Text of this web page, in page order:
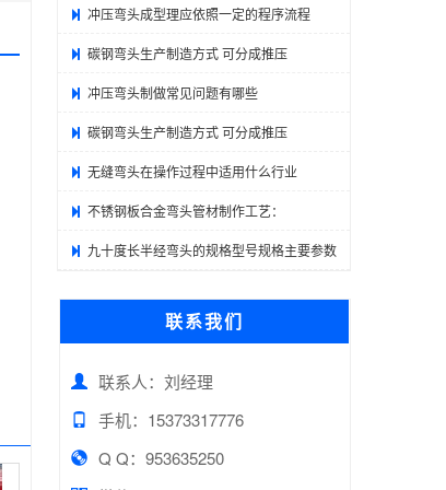
冲压弯头成型理应依照一定的程序流程
碳钢弯头生产制造方式 可分成推压
冲压弯头制做常见问题有哪些
碳钢弯头生产制造方式 可分成推压
无缝弯头在操作过程中适用什么行业
不锈钢板合金弯头管材制作工艺：
九十度长半经弯头的规格型号规格主要参数
联系我们
联系人：刘经理
手机：15373317776
Q Q：953635250